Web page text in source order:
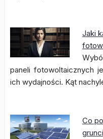
Jaki
paneli fotowoltaicznych
ich wydajności. Kąt
Co